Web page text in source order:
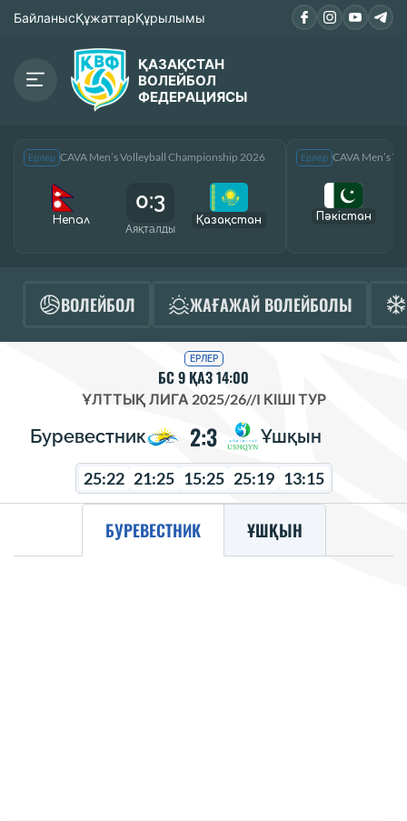
БайланысҚұжаттарҚұрылымы
ҚАЗАҚСТАН
ВОЛЕЙБОЛ
ФЕДЕРАЦИЯСЫ
Ерлер CAVA Men’s Volleyball Championship 2026
Непал
0:3
Аяқталды
Қазақcтан
Ерлер CAVA Men’s
Пәкістан
ВОЛЕЙБОЛ ЖАҒАЖАЙ ВОЛЕЙБОЛЫ
ЕРЛЕР
БС 9 ҚАЗ 14:00
ҰЛТТЫҚ ЛИГА 2025/26//I КІШІ ТУР
Буревестник 2:3 Ұшқын
25:22 21:25 15:25 25:19 13:15
БУРЕВЕСТНИК ҰШҚЫН